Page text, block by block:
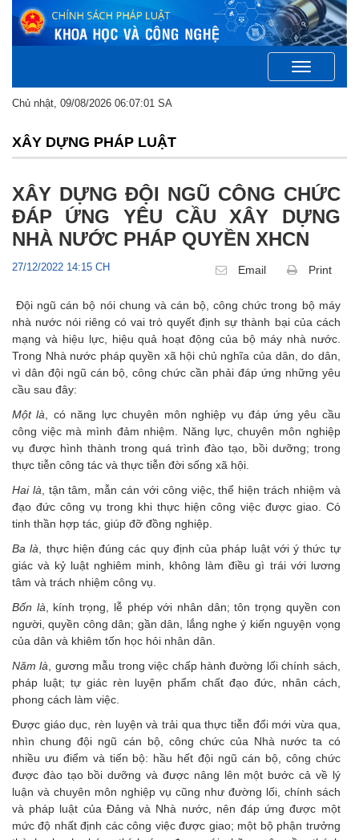
Toggle
navigation
Chủ nhật, 09/08/2026 06:07:01 SA
XÂY DỰNG PHÁP LUẬT
XÂY DỰNG ĐỘI NGŨ CÔNG CHỨC
ĐÁP ỨNG YÊU CẦU XÂY DỰNG
NHÀ NƯỚC PHÁP QUYỀN XHCN
27/12/2022 14:15 CH Email Print
Đội ngũ cán bộ nói chung và cán bộ, công chức trong bộ máy
nhà nước nói riêng có vai trò quyết định sự thành bại của cách
mạng và hiệu lực, hiệu quả hoạt động của bộ máy nhà nước.
Trong Nhà nước pháp quyền xã hội chủ nghĩa của dân, do dân,
vì dân đội ngũ cán bộ, công chức cần phải đáp ứng những yêu
cầu sau đây:
Một là , có năng lực chuyên môn nghiệp vụ đáp ứng yêu cầu
công việc mà mình đảm nhiệm. Năng lực, chuyên môn nghiệp
vụ được hình thành trong quá trình đào tạo, bồi dưỡng; trong
thực tiễn công tác và thực tiễn đời sống xã hội.
Hai là , tận tâm, mẫn cán với công việc, thể hiện trách nhiệm và
đạo đức công vụ trong khi thực hiện công việc được giao. Có
tinh thần hợp tác, giúp đỡ đồng nghiệp.
Ba là , thực hiện đúng các quy định của pháp luật với ý thức tự
giác và kỷ luật nghiêm minh, không làm điều gì trái với lương
tâm và trách nhiệm công vụ.
Bốn là , kính trọng, lễ phép với nhân dân; tôn trọng quyền con
người, quyền công dân; gần dân, lắng nghe ý kiến nguyện vọng
của dân và khiêm tốn học hỏi nhân dân.
Năm là , gương mẫu trong việc chấp hành đường lối chính sách,
pháp luật; tự giác rèn luyện phẩm chất đạo đức, nhân cách,
phong cách làm việc.
Được giáo dục, rèn luyện và trải qua thực tiễn đổi mới vừa qua,
nhìn chung đội ngũ cán bộ, công chức của Nhà nước ta có
nhiều ưu điểm và tiến bộ: hầu hết đội ngũ cán bộ, công chức
được đào tạo bồi dưỡng và được nâng lên một bước cả về lý
luận và chuyên môn nghiệp vụ cũng như đường lối, chính sách
và pháp luật của Đảng và Nhà nước, nên đáp ứng được một
mức độ nhất định các công việc được giao; một bộ phận trưởng